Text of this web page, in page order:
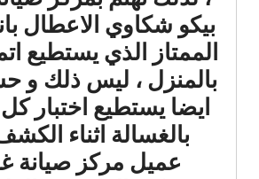
بيكو شكاوي الاعطال
الممتاز الذي يستطيع
بالمنزل ، ليس ذلك و
ايضا يستطيع اختبار
بالغسالة اثناء
عميل مركز صيانة